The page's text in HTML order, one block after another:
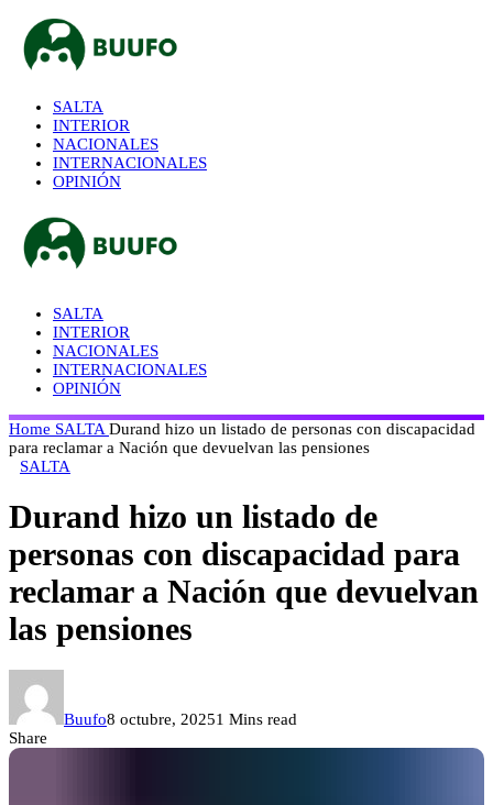
SALTA
INTERIOR
NACIONALES
INTERNACIONALES
OPINIÓN
SALTA
INTERIOR
NACIONALES
INTERNACIONALES
OPINIÓN
Home SALTA Durand hizo un listado de personas con discapacidad
para reclamar a Nación que devuelvan las pensiones
SALTA
Durand hizo un listado de
personas con discapacidad para
reclamar a Nación que devuelvan
las pensiones
Buufo8 octubre, 20251 Mins read
Share